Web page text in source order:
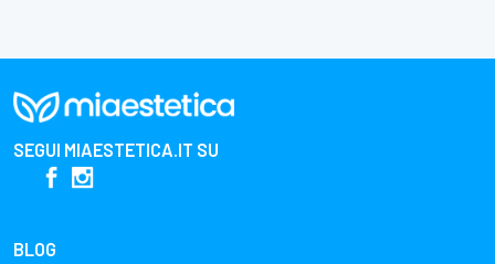
SEGUI MIAESTETICA.IT SU
BLOG